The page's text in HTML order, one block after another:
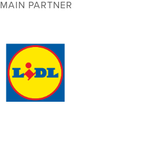
MAIN PARTNER